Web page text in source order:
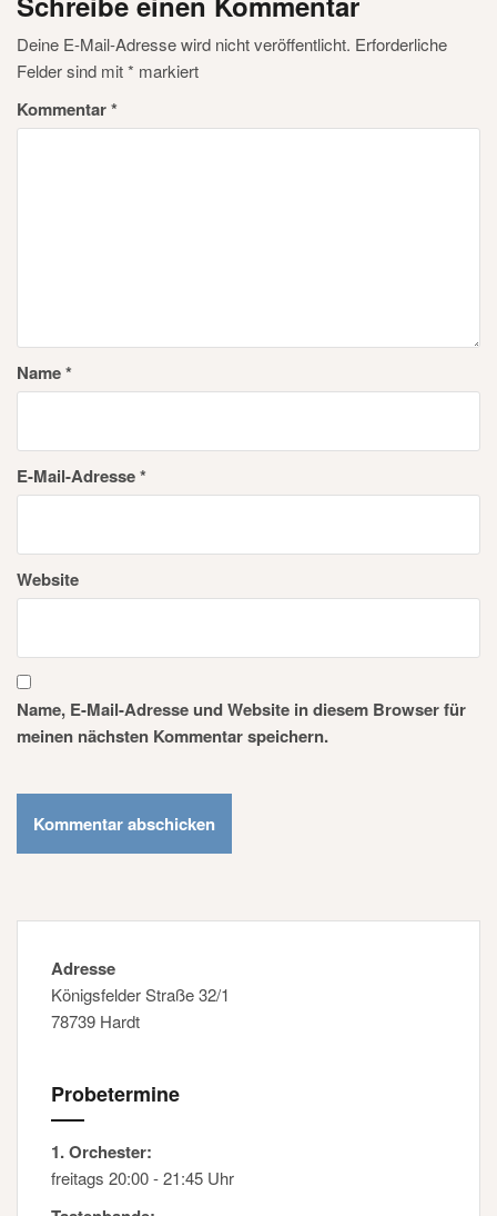
Deine E-Mail-Adresse wird nicht veröffentlicht. Erforderliche
Felder sind mit* markiert
Kommentar*
Name*
E-Mail-Adresse*
Website
Name, E-Mail-Adresse und Website in diesem Browser für
meinen nächsten Kommentar speichern.
Adresse
Königsfelder Straße 32/1
78739 Hardt
Probetermine
1. Orchester:
freitags 20:00 - 21:45 Uhr